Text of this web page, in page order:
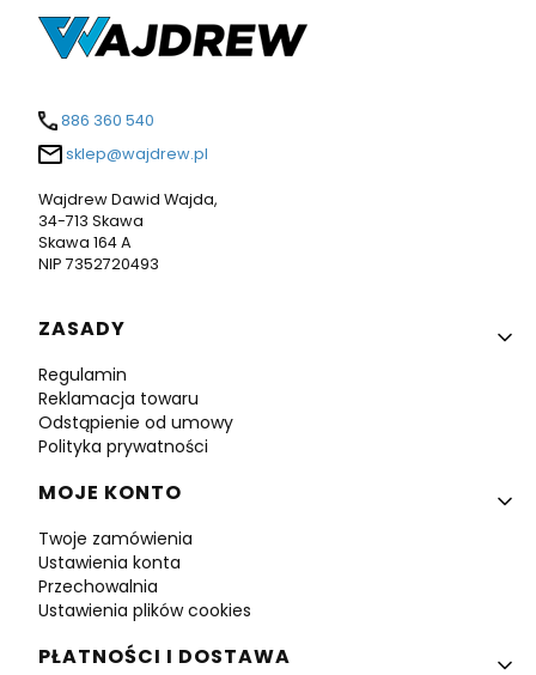
886 360 540
sklep@wajdrew.pl
Wajdrew Dawid Wajda,
34-713 Skawa
Skawa 164 A
NIP 7352720493
Linki w stopce
ZASADY
Regulamin
Reklamacja towaru
Odstąpienie od umowy
Polityka prywatności
MOJE KONTO
Twoje zamówienia
Ustawienia konta
Przechowalnia
Ustawienia plików cookies
PŁATNOŚCI I DOSTAWA